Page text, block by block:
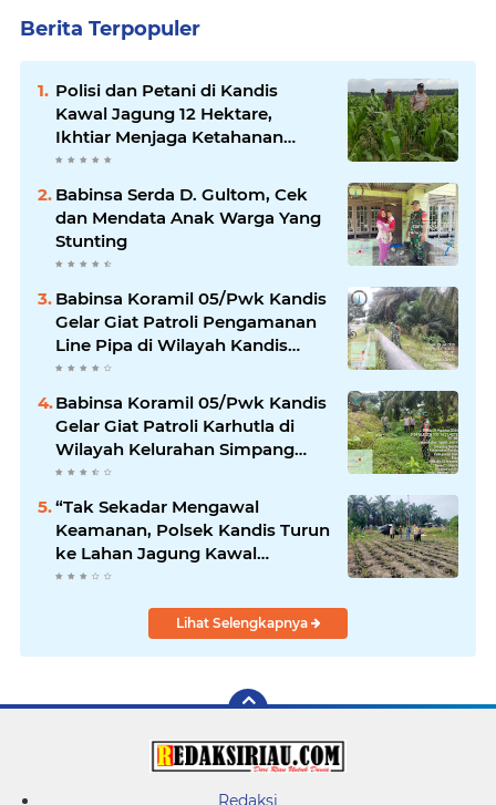
Berita Terpopuler
Polisi dan Petani di Kandis
Kawal Jagung 12 Hektare,
Ikhtiar Menjaga Ketahanan
Pangan
Babinsa Serda D. Gultom, Cek
dan Mendata Anak Warga Yang
Stunting
Babinsa Koramil 05/Pwk Kandis
Gelar Giat Patroli Pengamanan
Line Pipa di Wilayah Kandis
Kandis
Babinsa Koramil 05/Pwk Kandis
Gelar Giat Patroli Karhutla di
Wilayah Kelurahan Simpang
Belutu
“Tak Sekadar Mengawal
Keamanan, Polsek Kandis Turun
ke Lahan Jagung Kawal
Ketahanan Pangan
Lihat Selengkapnya
Redaksi